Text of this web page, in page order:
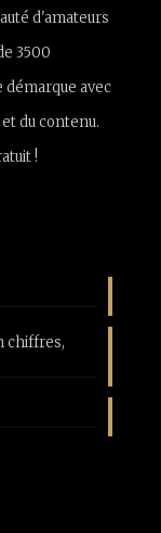
d'amateurs
3500
démarque avec
du contenu.
!
chiffres,